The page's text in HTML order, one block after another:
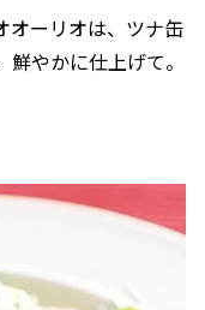
オーリオは、ツナ缶
やかに仕上げて。